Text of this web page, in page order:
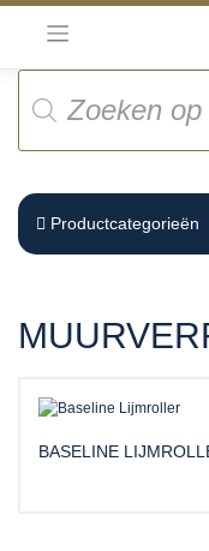
Producten
Productcategorieën
BASELINE